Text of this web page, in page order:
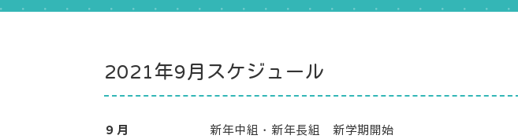
2021年9月スケジュール
９ 月
新年中組・新年長組 新学期開始